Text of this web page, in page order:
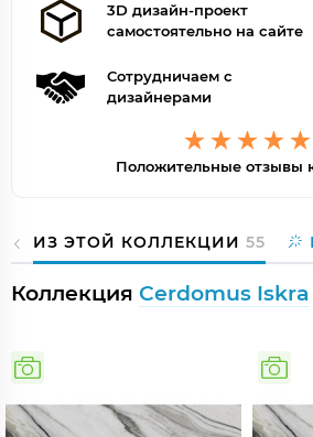
3D дизайн-проект
самостоятельно на сайте
Сотрудничаем с
дизайнерами
Положительные отзывы
ИЗ ЭТОЙ КОЛЛЕКЦИИ 55
Коллекция Cerdomus Iskra